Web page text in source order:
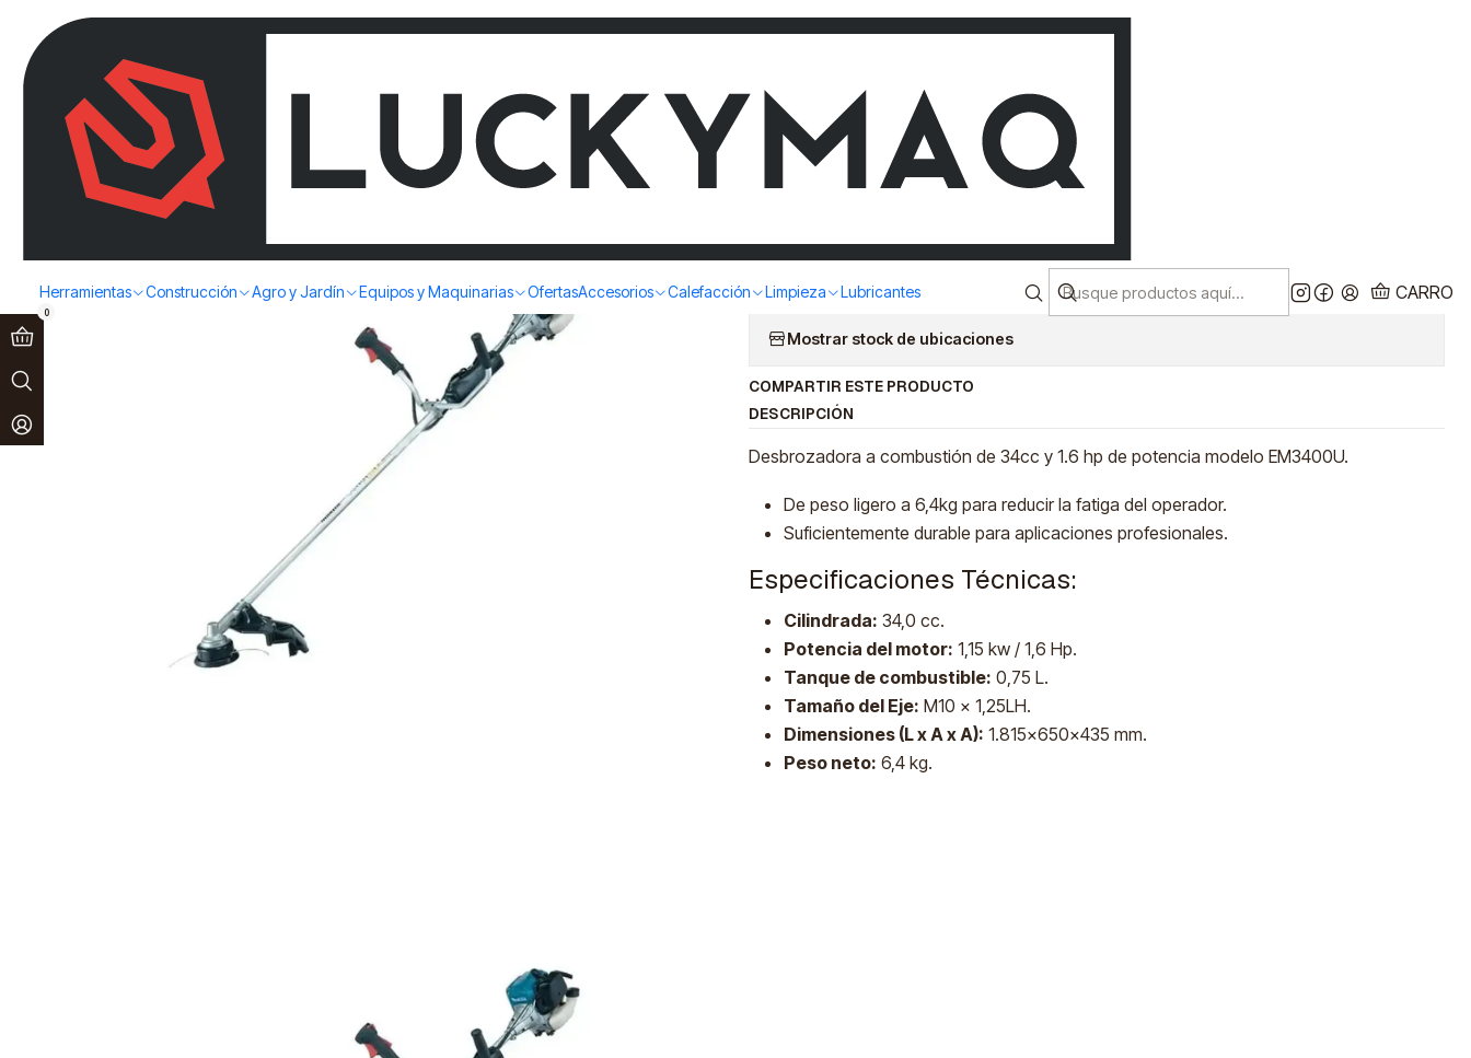
Herramientas Construcción Agro y Jardín Equipos y Maquinarias OfertasAccesorios Calefacción Limpieza Lubricantes CARRO
0
Paga en 3 cuotas sin interés!Ver más Despacho a todo chile!
Inicio
DESBROZADORA A
COMBUSTION 34.0CC 1.6HP 2T
MAKITA EM3400U
Mostrar stock de ubicaciones
COMPARTIR ESTE PRODUCTO
DESCRIPCIÓN
Desbrozadora a combustión de 34cc y 1.6 hp de potencia modelo EM3400U.
De peso ligero a 6,4kg para reducir la fatiga del operador.
Suficientemente durable para aplicaciones profesionales.
Especificaciones Técnicas:
Cilindrada: 34,0 cc.
Potencia del motor: 1,15 kw / 1,6 Hp.
Tanque de combustible: 0,75 L.
Tamaño del Eje: M10 x 1,25LH.
Dimensiones (L x A x A): 1.815x650x435 mm.
Peso neto: 6,4 kg.